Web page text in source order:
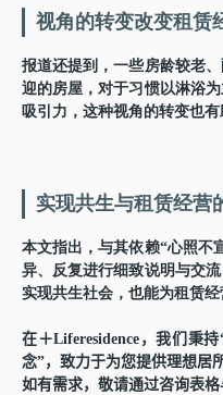
视角的转变改变租赁
报道还提到，一些房龄较老
迎的房屋，对于习惯以淋浴
吸引力，这种视角的转变也有
实现共生与租赁经营
本文指出，与其依赖“心照不
异、反复进行细致说明与交
实现共生社会，也能为租赁经
在＋Liferesidence ，我们 秉持
念”，致力于为您提供理想居
如有需求，敬请通过咨询表格